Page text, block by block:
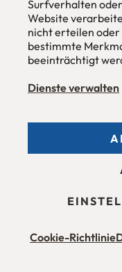
Surfverhalten
Website
nicht erteilen oder
bestimmte
beeinträchtigt
Dienste verwalten
Cookie-Richtlinie
urbana möbel
Individuelles Wohndesign
ohne Mehrpreis nach
Hans Pinsel-Str. 1
85540
Haar / München
Öffnungszeiten des
Montag bis Freitag
Allgemeine